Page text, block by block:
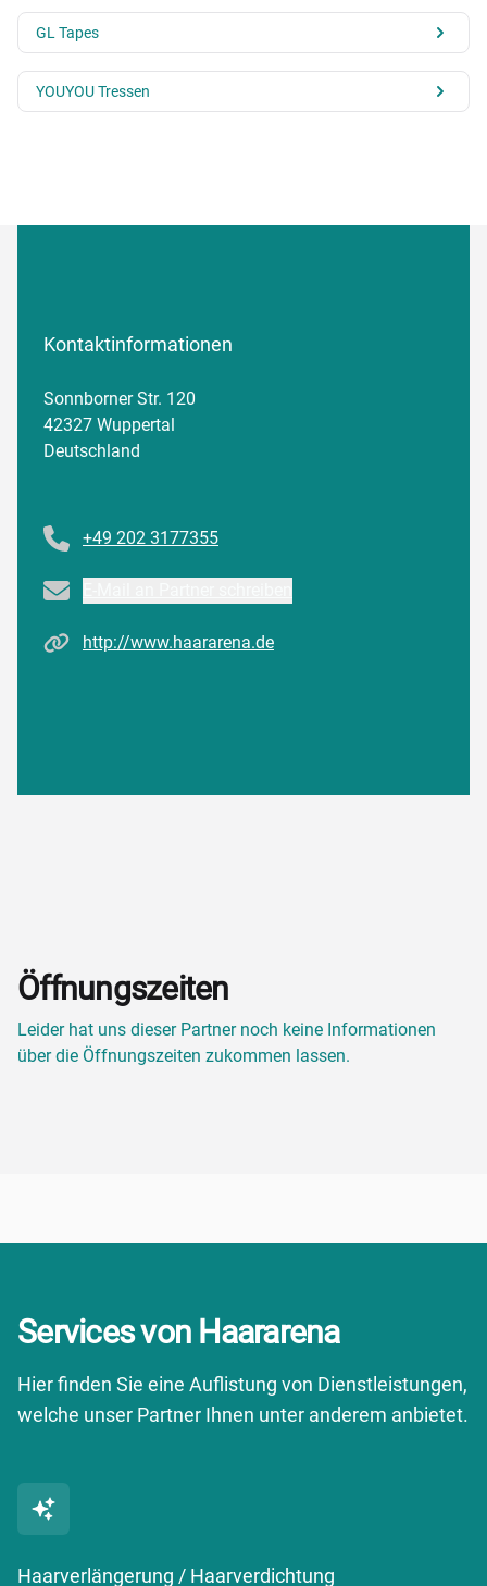
GL Tapes
YOUYOU Tressen
Kontaktinformationen
Sonnborner Str. 120
42327 Wuppertal
Deutschland
+49 202 3177355
Email
Homepagehttp://www.haararena.de
Öffnungszeiten
Leider hat uns dieser Partner noch keine Informationen
über die Öffnungszeiten zukommen lassen.
Services von Haararena
Hier finden Sie eine Auflistung von Dienstleistungen,
welche unser Partner Ihnen unter anderem anbietet.
Haarverlängerung / Haarverdichtung